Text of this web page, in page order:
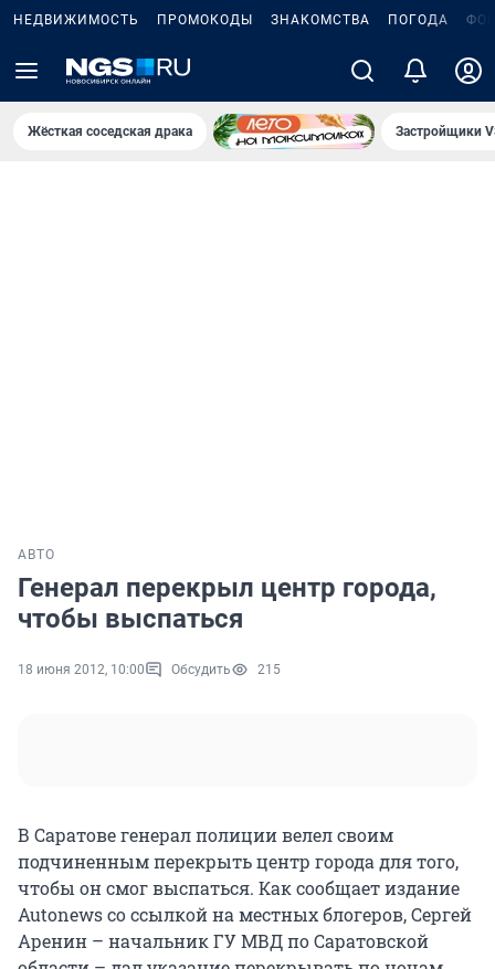
НЕДВИЖИМОСТЬ ПРОМОКОДЫ ЗНАКОМСТВА ПОГОДА
Жёсткая соседская драка Застройщики
АВТО
Генерал перекрыл центр города,
чтобы выспаться
18 июня 2012, 10:00 Обсудить 215
В Саратове генерал полиции велел своим
подчиненным перекрыть центр города для того,
чтобы он смог выспаться. Как сообщает издание
Autonews со ссылкой на местных блогеров, Сергей
Аренин – начальник ГУ МВД по Саратовской